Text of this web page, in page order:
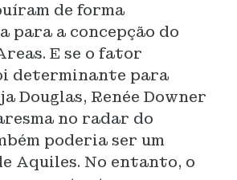
de forma
para a concepção do
E se o fator
determinante para
Douglas, Renée Downer
no radar do
poderia ser um
Aquiles. No entanto, o